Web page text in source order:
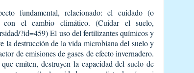
fundamental, relacionado: el cuidado (o
el cambio climático. (Cuidar el suelo,
?id=459) El uso del fertilizantes químicos y
la destrucción de la vida microbiana del suelo y
de emisiones de gases de efecto invernadero.
emiten, destruyen la capacidad del suelo de